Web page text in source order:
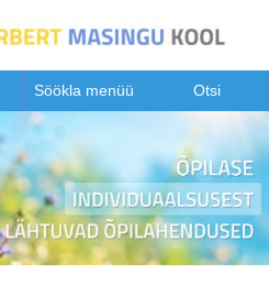
Söökla menüü Otsi